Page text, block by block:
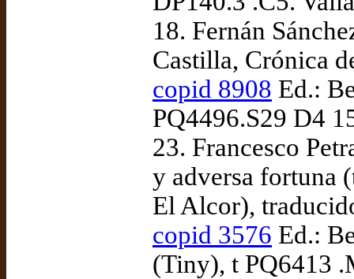
18. Fernán
Castilla, Crónica
copid 8908 Ed.:
PQ4496.S29 D4
23. Francesco
y adversa fortuna
El Alcor),
copid 3576 Ed.:
(Tiny), t PQ6413